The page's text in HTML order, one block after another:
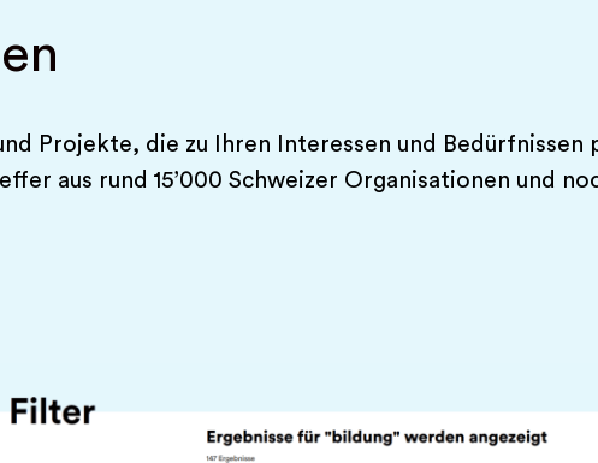
Projekte, die zu Ihren Interessen und Bedürfnissen
aus rund 15’000 Schweizer Organisationen und